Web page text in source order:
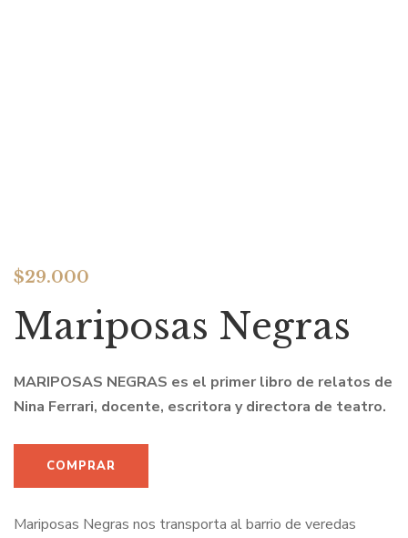
$29.000
Mariposas Negras
MARIPOSAS NEGRAS es el primer libro de relatos de
Nina Ferrari, docente, escritora y directora de teatro.
Mariposas Negras nos transporta al barrio de veredas